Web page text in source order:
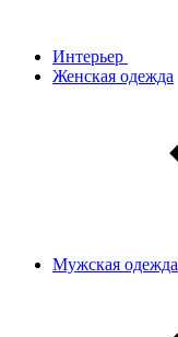
Интерьер
Женская одежда
Мужская одежда